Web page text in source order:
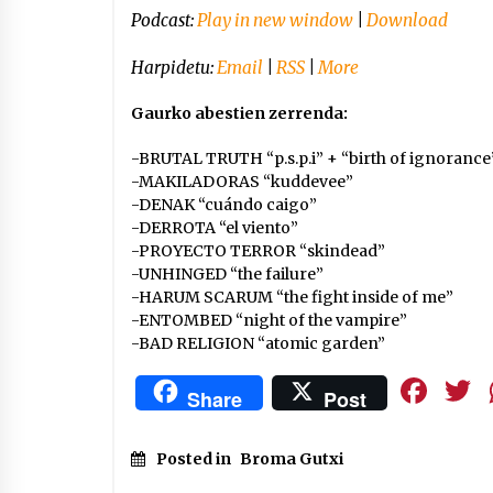
Podcast: Play in new window Download
Harpidetu: Email RSS More
Gaurko abestien zerrenda:
-BRUTAL TRUTH “p.s.p.i” + “birth of
-MAKILADORAS “kuddevee”
-DENAK “cuándo caigo”
-DERROTA “el viento”
-PROYECTO TERROR “skindead”
-UNHINGED “the failure”
-HARUM SCARUM “the fight inside of me”
-ENTOMBED “night of the vampire”
-BAD RELIGION “atomic garden”
Share Post
Posted in Broma Gutxi